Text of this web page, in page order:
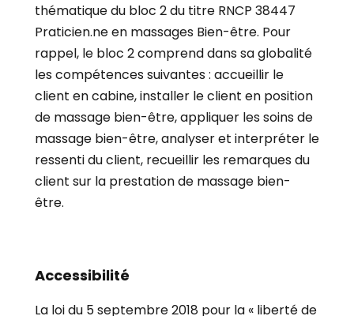
thématique du bloc 2 du titre RNCP 38447
Praticien.ne en massages Bien-être. Pour
rappel, le bloc 2 comprend dans sa globalité
les compétences suivantes : accueillir le
client en cabine, installer le client en position
de massage bien-être, appliquer les soins de
massage bien-être, analyser et interpréter le
ressenti du client, recueillir les remarques du
client sur la prestation de massage bien-
être.
Accessibilité
La loi du 5 septembre 2018 pour la « liberté de